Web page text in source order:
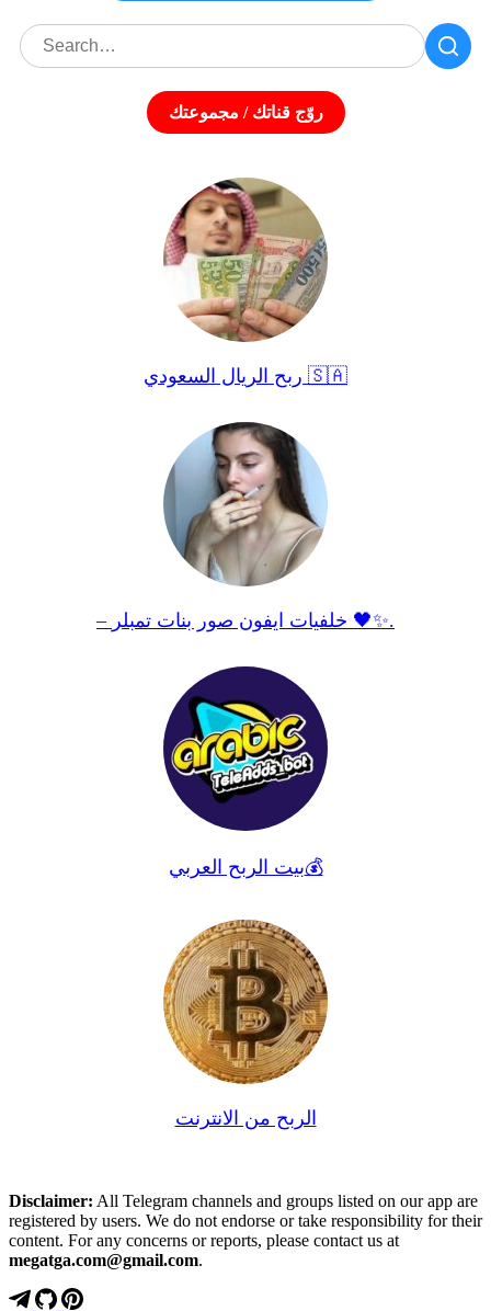
روّج قناتك / مجموعتك
ربح الريال السعودي 🇸🇦
– خلفيات ايفون صور بنات تمبلر 🖤✨.
بيت الربح العربي💰
الربح من الانترنت
Disclaimer: All Telegram channels and groups listed on our app are
registered by users. We do not endorse or take responsibility for their
content. For any concerns or reports, please contact us at
megatga.com@gmail.com.